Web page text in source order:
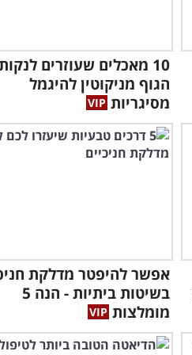
10 מאכלים שעוזרים
הגוף מניקוטין להיגמל
מסיגריות
אפשר להיפטר מדלקת
בשיטות ביתיות - הנה 5
מומלצות